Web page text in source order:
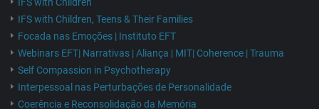
IFS with Children, Teens & Their Families
Focada nas Emoções | Instituto EFT
Webinars EFT| Narrativas | Aliança | MIT| Coherence | Trauma
Self Compassion in Psychotherapy
Interpessoal nas Perturbações de Personalidade
Coerência e Reconsolidação da Memória